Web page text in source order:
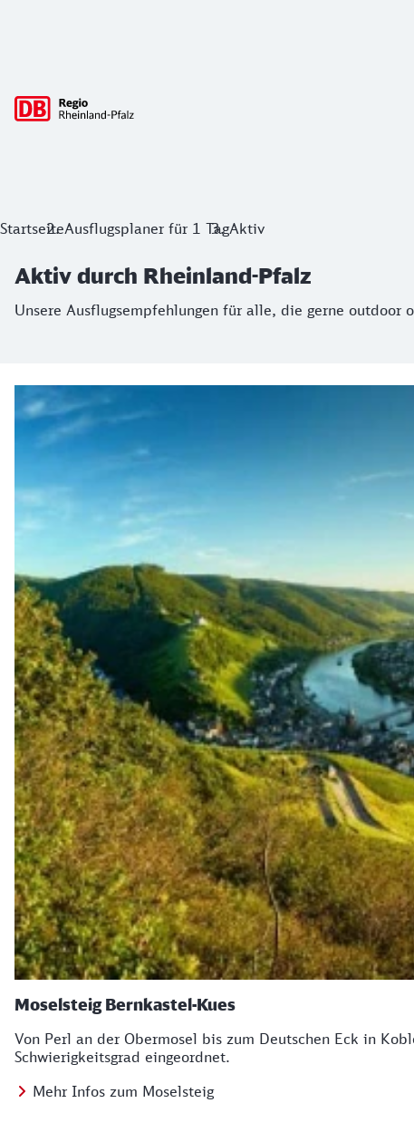
Aktiv durch Rheinland-Pfalz
StartseiteAusflugsplaner für 1 TagAktiv
Aktiv durch Rheinland-Pfalz
Unsere Ausflugsempfehlungen für alle, die gerne outdoor
Moselsteig Bernkastel-Kues
Von Perl an der Obermosel bis zum Deutschen Eck in
Schwierigkeitsgrad eingeordnet.
Mehr Infos zum Moselsteig